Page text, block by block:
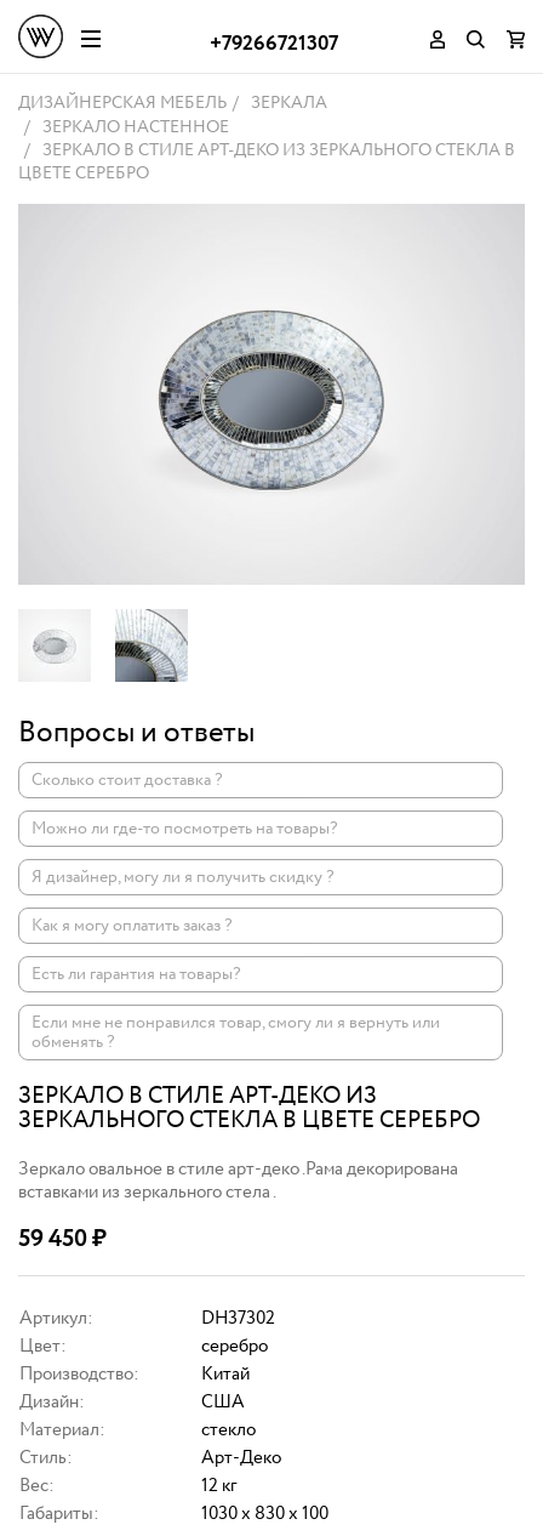
+79266721307
ДИЗАЙНЕРСКАЯ МЕБЕЛЬ
ЗЕРКАЛА
ЗЕРКАЛО НАСТЕННОЕ
ЗЕРКАЛО В СТИЛЕ АРТ-ДЕКО ИЗ ЗЕРКАЛЬНОГО СТЕКЛА В
ЦВЕТЕ СЕРЕБРО
Вопросы и ответы
Сколько стоит доставка ?
Можно ли где-то посмотреть на товары?
Я дизайнер, могу ли я получить скидку ?
Как я могу оплатить заказ ?
Есть ли гарантия на товары?
Если мне не понравился товар, смогу ли я вернуть или
обменять ?
ЗЕРКАЛО В СТИЛЕ АРТ-ДЕКО ИЗ
ЗЕРКАЛЬНОГО СТЕКЛА В ЦВЕТЕ СЕРЕБРО
Зеркало овальное в стиле арт-деко .Рама декорирована
вставками из зеркального стела .
59 450₽
Артикул:
DH37302
Цвет:
серебро
Производство:
Китай
Дизайн:
США
Материал:
стекло
Стиль:
Арт-Деко
Вес:
12 кг
Габариты:
1030 x 830 x 100